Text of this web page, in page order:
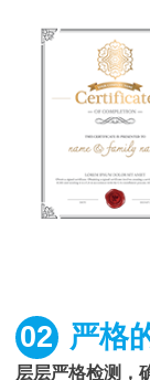
02 严格
层层严格检测，